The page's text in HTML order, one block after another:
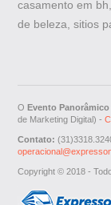
casamento em
de beleza, sitios
OEvento Panorâmico
de Marketing Digital) -
Contato:
Copyright © 2018 -